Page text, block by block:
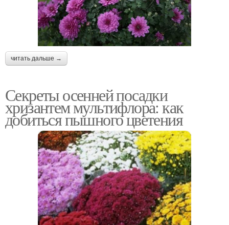
читать дальше →
Секреты осенней посадки
хризантем мультифлора: как
добиться пышного цветения